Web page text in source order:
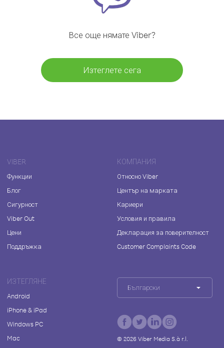
Все още нямате Viber?
Изтеглете сега
VIBER
Функции
Блог
Сигурност
Viber Out
Цени
Поддръжка
КОМПАНИЯ
Относно Viber
Център на марката
Кариери
Условия и правила
Декларация за поверителност
Customer Complaints Code
ИЗТЕГЛЯНЕ
Android
iPhone & iPad
Windows PC
Mac
Български
© 2026Viber Media S.à r.l.